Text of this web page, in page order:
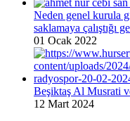
Neden genel kurula
saklamaya çalıştığı
01 Ocak 2022
Beşiktaş Al Musrati
12 Mart 2024